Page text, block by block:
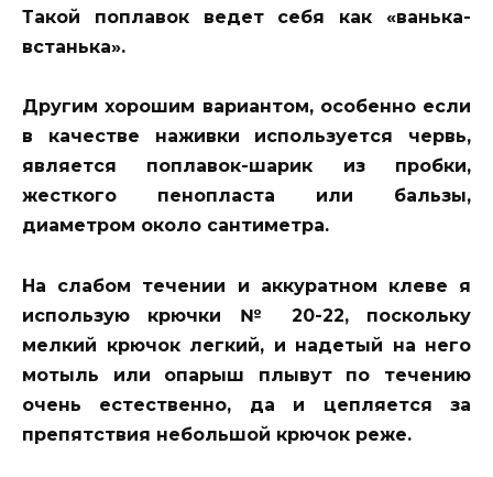
Такой поплавок ведет себя как «ванька-
встанька».
Другим хорошим вариантом, особенно если
в качестве наживки используется червь,
является поплавок-шарик из пробки,
жесткого пенопласта или бальзы,
диаметром около сантиметра.
На слабом течении и аккуратном клеве я
использую крючки № 20-22, поскольку
мелкий крючок легкий, и надетый на него
мотыль или опарыш плывут по течению
очень естественно, да и цепляется за
препятствия небольшой крючок реже.